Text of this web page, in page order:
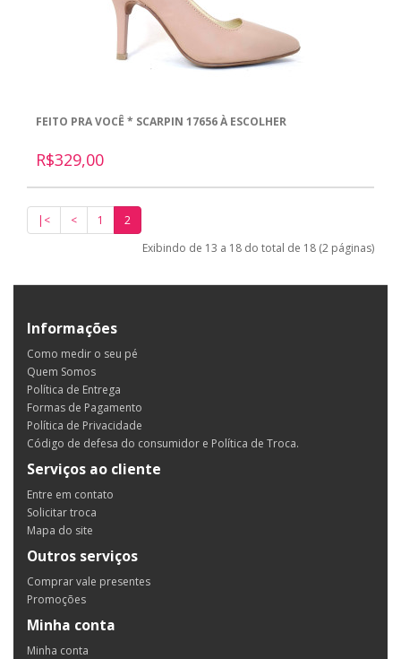
FEITO PRA VOCÊ * SCARPIN 17656 À ESCOLHER
R$329,00
|< < 1
2
Exibindo de 13 a 18 do total de 18 (2 páginas)
Informações
Como medir o seu pé
Quem Somos
Política de Entrega
Formas de Pagamento
Política de Privacidade
Código de defesa do consumidor e Política de Troca.
Serviços ao cliente
Entre em contato
Solicitar troca
Mapa do site
Outros serviços
Comprar vale presentes
Promoções
Minha conta
Minha conta